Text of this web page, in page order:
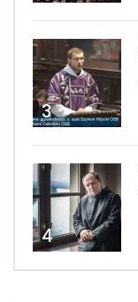
3
4